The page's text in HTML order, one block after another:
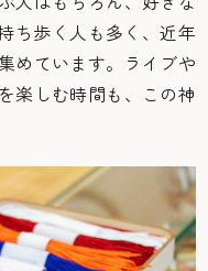
ち歩く人も多く、近年
めています。ライブや
楽しむ時間も、この神